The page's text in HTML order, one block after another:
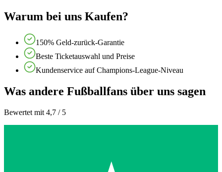
Warum bei uns Kaufen?
150% Geld-zurück-Garantie
Beste Ticketauswahl und Preise
Kundenservice auf Champions-League-Niveau
Was andere Fußballfans über uns sagen
Bewertet mit 4,7 / 5